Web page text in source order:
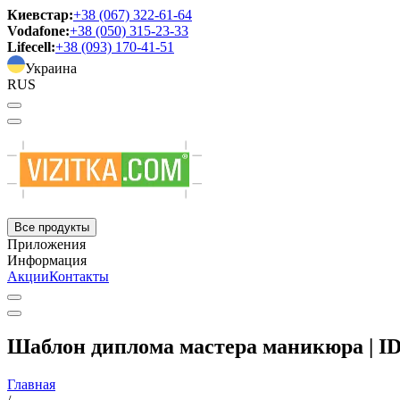
Киевстар:+38 (067) 322-61-64
Vodafone:+38 (050) 315-23-33
Lifecell:+38 (093) 170-41-51
Украина
RUS
Все продукты
Приложения
Информация
АкцииКонтакты
Шаблон диплома мастера маникюра |
Главная